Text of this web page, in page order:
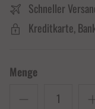
Schneller
Kreditkarte,
Menge